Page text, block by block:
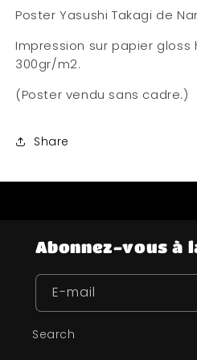
Poster Yasushi Takagi de
Impression sur papier gloss
300gr/m2.
(Poster vendu sans cadre.)
Share
Abonnez-vous à
E-mail
Search